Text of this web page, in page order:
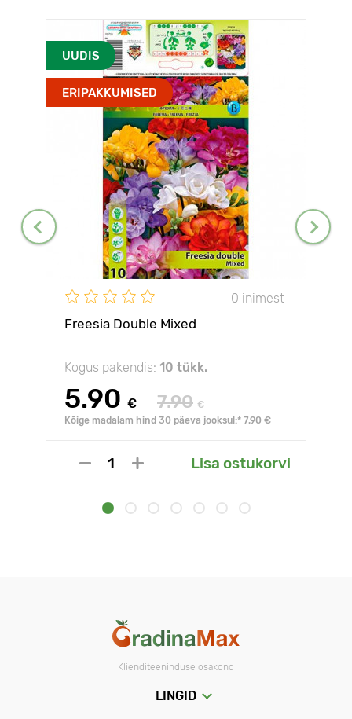
UUDIS
ERIPAKKUMISED
0 inimest
Freesia Double Mixed
Kogus pakendis: 10 tükk.
5.90 € 7.90 €
Kõige madalam hind 30 päeva jooksul:* 7.90 €
Lisa ostukorvi
Klienditeeninduse osakond
LINGID